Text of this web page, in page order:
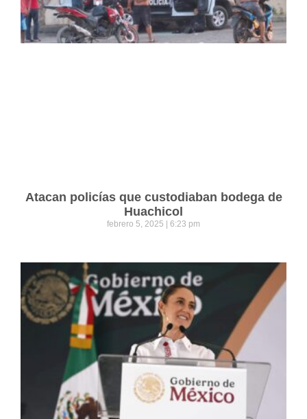
Atacan policías que custodiaban bodega de
Huachicol
febrero 5, 2025 6:23 pm